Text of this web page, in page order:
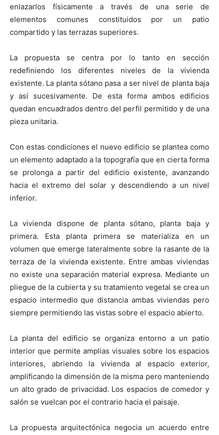
enlazarlos físicamente a través de una serie de
elementos comunes constituidos por un patio
compartido y las terrazas superiores.
La propuesta se centra por lo tanto en sección
redefiniendo los diferentes niveles de la vivienda
existente. La planta sótano pasa a ser nivel de planta baja
y así sucesivamente. De esta forma ambos edificios
quedan encuadrados dentro del perfil permitido y de una
pieza unitaria.
Con estas condiciones el nuevo edificio se plantea como
un elemento adaptado a la topografía que en cierta forma
se prolonga a partir del edificio existente, avanzando
hacia el extremo del solar y descendiendo a un nivel
inferior.
La vivienda dispone de planta sótano, planta baja y
primera. Esta planta primera se materializa en un
volumen que emerge lateralmente sobre la rasante de la
terraza de la vivienda existente. Entre ambas viviendas
no existe una separación material expresa. Mediante un
pliegue de la cubierta y su tratamiento vegetal se crea un
espacio intermedio que distancia ambas viviendas pero
siempre permitiendo las vistas sobre el espacio abierto.
La planta del edificio se organiza entorno a un patio
interior que permite amplias visuales sobre los espacios
interiores, abriendo la vivienda al espacio exterior,
amplificando la dimensión de la misma pero manteniendo
un alto grado de privacidad. Los espacios de comedor y
salón se vuelcan por el contrario hacia el paisaje.
La propuesta arquitectónica negocia un acuerdo entre